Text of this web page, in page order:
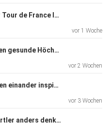
# 524 Was wir von der Tour de France lernen können
vor 1 Woche
# 523 Warum Vertrauen gesunde Höchstleistung ermöglicht
vor 2 Wochen
# 522 Warum Menschen einander inspirieren
vor 3 Wochen
# 521 Was Extremsportler anders denken